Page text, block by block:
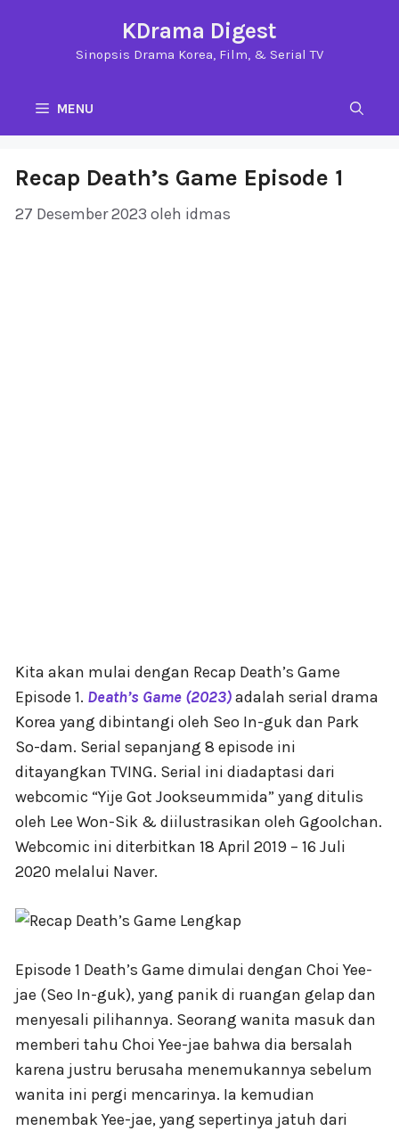
KDrama Digest
Sinopsis Drama Korea, Film, & Serial TV
MENU
Recap Death’s Game Episode 1
27 Desember 2023 oleh idmas
Kita akan mulai dengan Recap Death’s Game
Episode 1. Death’s Game (2023)adalah serial drama
Korea yang dibintangi oleh Seo In-guk dan Park
So-dam. Serial sepanjang 8 episode ini
ditayangkan TVING. Serial ini diadaptasi dari
webcomic “Yije Got Jookseummida” yang ditulis
oleh Lee Won-Sik & diilustrasikan oleh Ggoolchan.
Webcomic ini diterbitkan 18 April 2019 – 16 Juli
2020 melalui Naver.
Episode 1 Death’s Game dimulai dengan Choi Yee-
jae (Seo In-guk), yang panik di ruangan gelap dan
menyesali pilihannya. Seorang wanita masuk dan
memberi tahu Choi Yee-jae bahwa dia bersalah
karena justru berusaha menemukannya sebelum
wanita ini pergi mencarinya. Ia kemudian
menembak Yee-jae, yang sepertinya jatuh dari